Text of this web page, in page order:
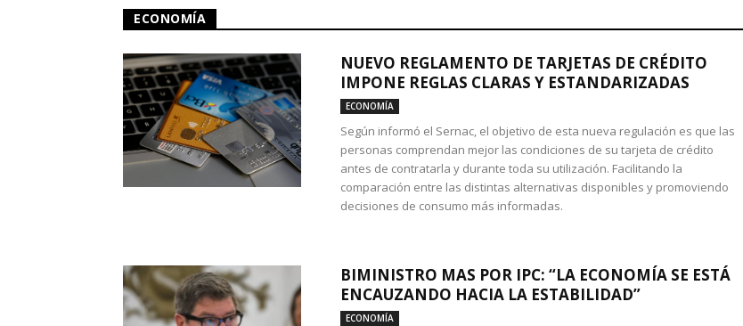
ECONOMÍA
NUEVO REGLAMENTO DE TARJETAS DE CRÉDITO
IMPONE REGLAS CLARAS Y ESTANDARIZADAS
ECONOMÍA
Según informó el Sernac, el objetivo de esta nueva regulación es que las
personas comprendan mejor las condiciones de su tarjeta de crédito
antes de contratarla y durante toda su utilización. Facilitando la
comparación entre las distintas alternativas disponibles y promoviendo
decisiones de consumo más informadas.
BIMINISTRO MAS POR IPC: “LA ECONOMÍA SE ESTÁ
ENCAUZANDO HACIA LA ESTABILIDAD”
ECONOMÍA